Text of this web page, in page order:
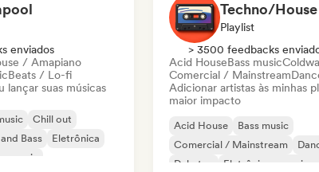
enviados
/ Amapiano
Beats / Lo-fi
lançar suas músicas
Chill out
Bass
Eletrônica
music
Playlist
> 3500 feedbacks
Acid HouseBass music
Comercial / Mainstream
Adicionar artistas às minhas
maior impacto
Acid House
Bass music
Comercial / Mainstream
Dubstep
Eletrônica